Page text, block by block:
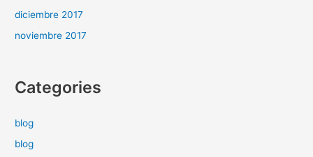
diciembre 2017
noviembre 2017
Categories
blog
blog